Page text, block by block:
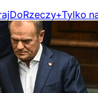
DoRzeczy+Tylko